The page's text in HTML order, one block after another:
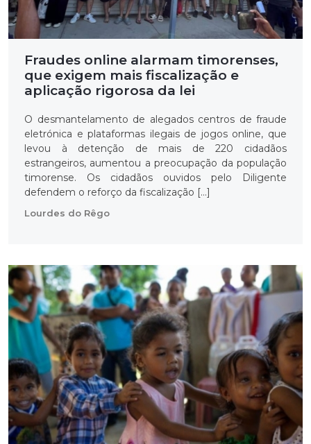
Fraudes online alarmam timorenses,
que exigem mais fiscalização e
aplicação rigorosa da lei
O desmantelamento de alegados centros de fraude
eletrónica e plataformas ilegais de jogos online, que
levou à detenção de mais de 220 cidadãos
estrangeiros, aumentou a preocupação da população
timorense. Os cidadãos ouvidos pelo Diligente
defendem o reforço da fiscalização […]
Lourdes do Rêgo